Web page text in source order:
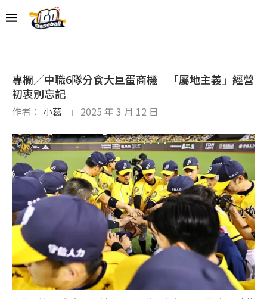
專欄／中職6隊分食大巨蛋商機 「屬地主義」經營
初衷別忘記
作者： 小葛 2025 年 3 月 12 日